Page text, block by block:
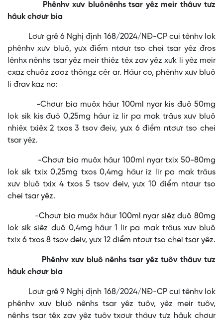
Phênhv xưv bluônênhs tsar yêz meir thâuv tưz
hâuk chơưr bia
Lơưr grê 6 Nghị định 168/2024/NĐ-CP cui tênhv lok
phênhv xưv bluô, yưx điểm ntơưr tso chei tsar yêz đros
lênhx nênhs tsar yêz meir thiêz têx zav yêz xưk li yêz meir
cxaz chuôz zaoz thôngz cêr ar. Hâur co, phênhv xưv bluô
li đrav kaz no:
-Chơưr bia muôx hâur 100ml nyar kis đuô 50mg
lok sik kis đuô 0,25mg hâur iz lir pa mak trâus xưv bluô
nhiêx txiêx 2 txos 3 tsov đeiv, yưx 6 điểm ntơưr tso chei
tsar yêz.
-Chơưr bia muôx hâur 100ml nyar txix 50-80mg
lok sik txix 0,25mg txos 0,4mg hâur iz lir pa mak trâus
xưv bluô txix 4 txos 5 tsov đeiv, yưx 10 điểm ntơưr tso
chei tsar yêz.
-Chơưr bia muôx hâur 100ml nyar siêz đuô 80mg
lok sik siêz đuô 0,4mg hâur 1 lir pa mak trâus xưv bluô
txix 6 txos 8 tsov đeiv, yưx 12 điểm ntơưr tso chei tsar yêz.
Phênhv xưv bluô nênhs tsar yêz tuôv thâuv tưz
hâuk chơưr bia
Lơưr grê 9 Nghị định 168/2024/NĐ-CP cui tênhv lok
phênhv xưv bluô nênhs tsar yêz tuôv, yêz meir tuôv,
nênhs tsar têx zav yêz tuôv txơưr thâuv tưz hâuk chơưr